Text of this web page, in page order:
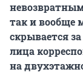
так и вообще
скрывается
лица
на